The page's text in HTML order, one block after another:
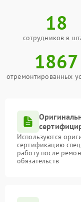
18
сотрудников в
1867
отремонтированных
Используются
сертификацию
работу после
обязательств